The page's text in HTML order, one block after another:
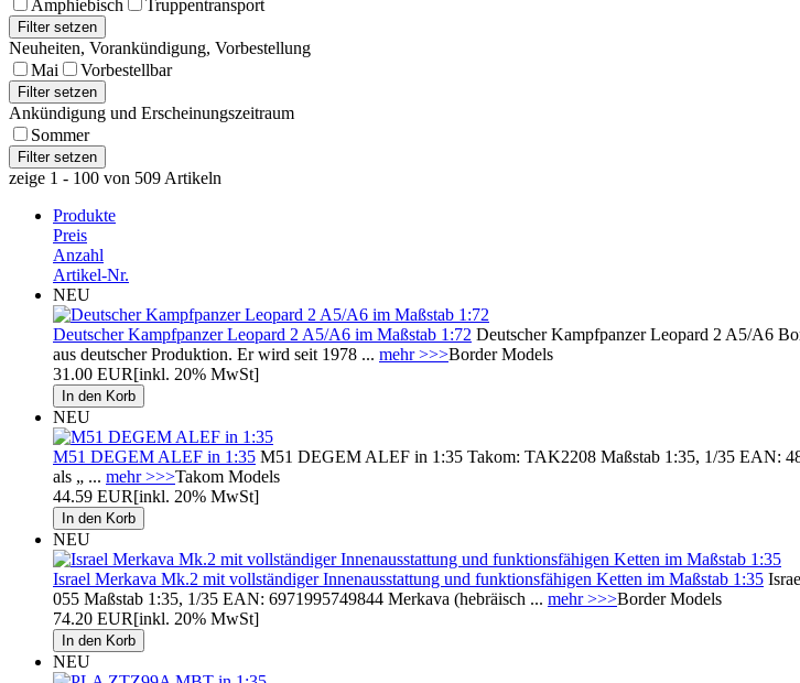
Amphiebisch
Truppentransport
Neuheiten, Vorankündigung, Vorbestellung
Mai
Vorbestellbar
Ankündigung und Erscheinungszeitraum
Sommer
zeige 1 - 100 von 509 Artikeln
Produkte
Preis
Anzahl
Artikel-Nr.
NEU
Deutscher Kampfpanzer Leopard 2 A5/A6 im Maßstab 1:72 Deutscher Kampfpanzer Leopard 2 A5/A6
aus deutscher Produktion. Er wird seit 1978 ... mehr >>>Border Models
31.00 EUR[inkl. 20% MwSt]
NEU
M51 DEGEM ALEF in 1:35 M51 DEGEM ALEF in 1:35 Takom: TAK2208 Maßstab 1:35, 1/35 EAN:
als „ ... mehr >>>Takom Models
44.59 EUR[inkl. 20% MwSt]
NEU
Israel Merkava Mk.2 mit vollständiger Innenausstattung und funktionsfähigen Ketten im Maßstab 1:35
055 Maßstab 1:35, 1/35 EAN: 6971995749844 Merkava (hebräisch ... mehr >>>Border Models
74.20 EUR[inkl. 20% MwSt]
NEU